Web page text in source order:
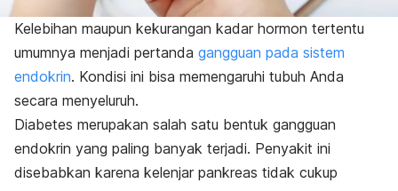
Kelebihan maupun kekurangan kadar hormon tertentu
umumnya menjadi pertanda gangguan pada sistem
endokrin. Kondisi ini bisa memengaruhi tubuh Anda
secara menyeluruh.
Diabetes merupakan salah satu bentuk gangguan
endokrin yang paling banyak terjadi. Penyakit ini
disebabkan karena kelenjar pankreas tidak cukup